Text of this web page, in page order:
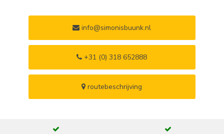
info@simonisbuunk.nl
+31 (0) 318 652888
routebeschrijving